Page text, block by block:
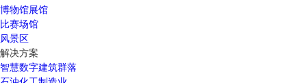
博物馆展馆
比赛场馆
风景区
解决方案
智慧数字建筑群落